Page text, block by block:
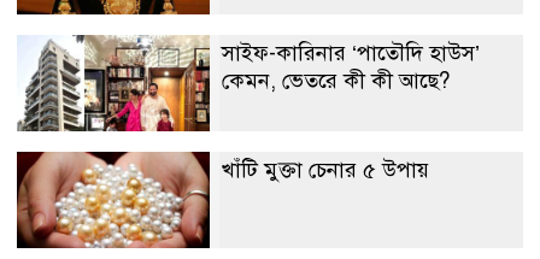
সাইফ-কারিনার ‘পাতৌদি হাউস’
কেমন, ভেতরে কী কী আছে?
খাঁটি মুক্তা চেনার ৫ উপায়